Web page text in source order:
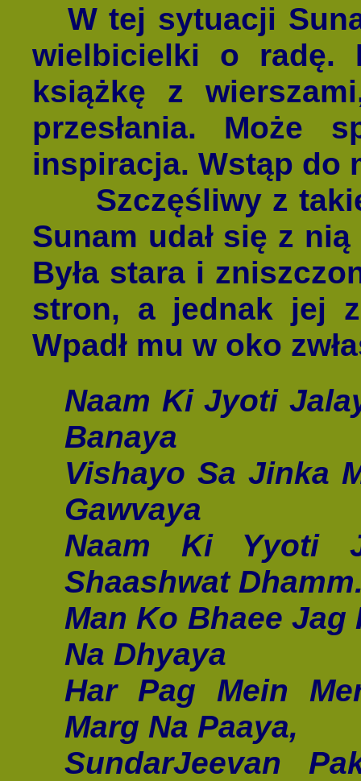
W tej sytuacji
wielbicielki o radę.
książkę z
przesłania. Może
inspiracja. Wstąp do
Szczęśliwy z
Sunam udał się z
Była stara i
stron, a jednak jej
Wpadł mu w oko
Naam Ki Jyoti
Banaya
Vishayo Sa Jinka
Gawvaya
Naam Ki Yyoti
Shaashwat
Man Ko Bhaee
Na Dhyaya
Har Pag Mein
Marg Na Paaya,
SundarJeevan